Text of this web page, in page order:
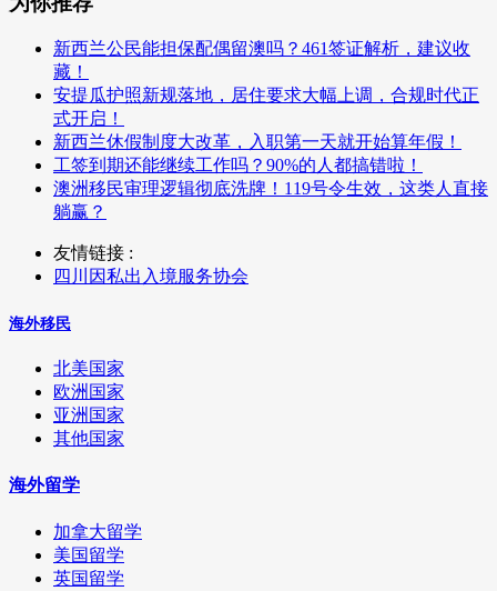
新西兰公民能担保配偶留澳吗？461签证解析，建议收
藏！
安提瓜护照新规落地，居住要求大幅上调，合规时代正
式开启！
新西兰休假制度大改革，入职第一天就开始算年假！
工签到期还能继续工作吗？90%的人都搞错啦！
澳洲移民审理逻辑彻底洗牌！119号令生效，这类人直接
躺赢？
友情链接 :
四川因私出入境服务协会
海外移民
北美国家
欧洲国家
亚洲国家
其他国家
海外留学
加拿大留学
美国留学
英国留学